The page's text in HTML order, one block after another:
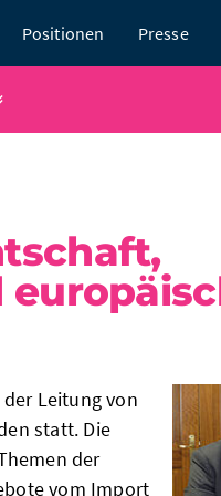
Positionen Presse
Leitung von
statt. Die
der
vom Import